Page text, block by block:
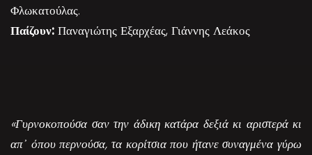
Φλωκατούλας.
Παίζουν: Παναγιώτης Εξαρχέας, Γιάννης Λεάκος
«Γυρνοκοπούσα σαν την άδικη κατάρα δεξιά κι αριστερά κι
απ᾿ όπου περνούσα, τα κορίτσια που ήτανε συναγμένα γύρω